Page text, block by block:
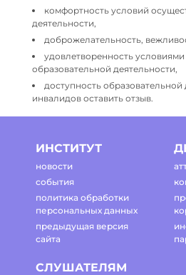
комфортность условий
деятельности,
доброжелательность,
удовлетворенность
образовательной деятельности,
доступность образовательной
инвалидов оставить отзыв.
ИНСТИТУТ
новости
события
политика обработки
персональных данных
предыдущая версия
сайта
СЛУШАТЕЛЯМ